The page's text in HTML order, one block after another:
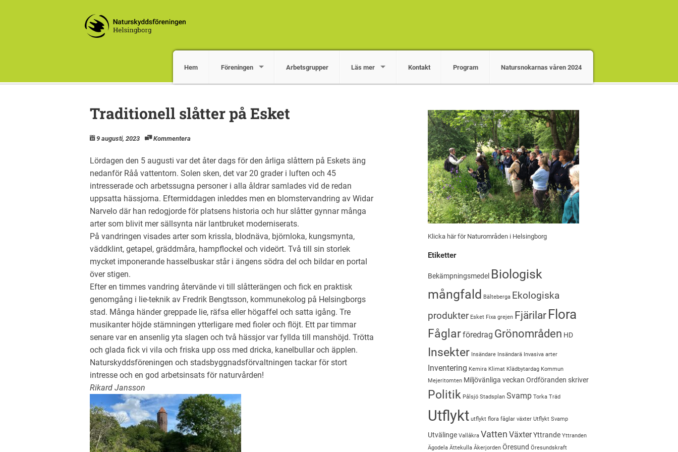
Hem Föreningen Arbetsgrupper Läs mer Kontakt Program Natursnokarnas våren 2024
Traditionell slåtter på Esket
9 augusti, 2023 Kommentera
Lördagen den 5 augusti var det åter dags för den årliga slåttern på Eskets äng
nedanför Råå vattentorn. Solen sken, det var 20 grader i luften och 45
intresserade och arbetssugna personer i alla åldrar samlades vid de redan
uppsatta hässjorna. Eftermiddagen inleddes men en blomstervandring av Widar
Narvelo där han redogjorde för platsens historia och hur slåtter gynnar många
arter som blivit mer sällsynta när lantbruket moderniserats.
På vandringen visades arter som krissla, blodnäva, björnloka, kungsmynta,
väddklint, getapel, gräddmåra, hampflockel och videört. Två till sin storlek
mycket imponerande hasselbuskar står i ängens södra del och bildar en portal
över stigen.
Efter en timmes vandring återvände vi till slåtterängen och fick en praktisk
genomgång i lie-teknik av Fredrik Bengtsson, kommunekolog på Helsingborgs
stad. Många händer greppade lie, räfsa eller högaffel och satta igång. Tre
musikanter höjde stämningen ytterligare med fioler och flöjt. Ett par timmar
senare var en ansenlig yta slagen och två hässjor var fyllda till manshöjd. Trötta
och glada fick vi vila och friska upp oss med dricka, kanelbullar och äpplen.
Naturskyddsföreningen och stadsbyggnadsförvaltningen tackar för stort
intresse och en god arbetsinsats för naturvården!
Rikard Jansson
Klicka här för Naturområden i Helsingborg
Etiketter
Bekämpningsmedel Biologisk
mångfald Bälteberga Ekologiska
produkter Esket Fixa grejen Fjärilar Flora
Fåglarföredrag Grönområden HD
Insekter Insändare Insändarä Invasiva arter
Inventering Kemira Klimat Klädbytardag Kommun
Mejeritomten Miljövänliga veckan Ordföranden skriver
Politik Pålsjö Stadsplan Svamp Torka Träd
Utflykt utflykt flora fåglar växter Utflykt Svamp
Utvälinge Vallåkra Vatten VäxterYttrande Yttranden
Ägodela Ättekulla Åkerjorden Öresund Öresundskraft